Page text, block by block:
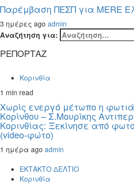
Παρέμβαση ΠΕΣΠ για MERE
3 ημέρες ago admin
Αναζήτηση για:
ΡΕΠΟΡΤΑΖ
Κορινθία
1 min read
Χωρίς ενεργό μέτωπο η
Κορίνθου – Σ.Μουρίκης
Κορινθίας: Ξεκίνησε από
(video-φώτο)
1 ημέρα ago admin
ΕΚΤΑΚΤΟ ΔΕΛΤΙΟ
Κορινθία